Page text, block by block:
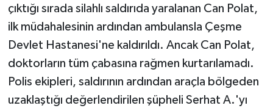
çıktığı sırada silahlı saldırıda yaralanan Can Polat,
ilk müdahalesinin ardından ambulansla Çeşme
Devlet Hastanesi'ne kaldırıldı. Ancak Can Polat,
doktorların tüm çabasına rağmen kurtarılamadı.
Polis ekipleri, saldırının ardından araçla bölgeden
uzaklaştığı değerlendirilen şüpheli Serhat A.'yı